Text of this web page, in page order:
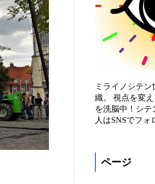
ミライノシテ
織。 視点を変
を洗脳中！シ
人はSNSでフォ
ページ